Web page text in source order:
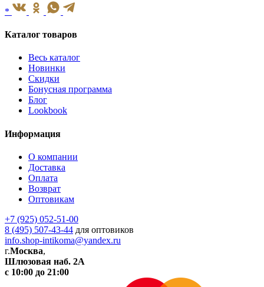
*
Каталог товаров
Весь каталог
Новинки
Скидки
Бонусная программа
Блог
Lookbook
Информация
О компании
Доставка
Оплата
Возврат
Оптовикам
+7 (925) 052-51-00
8 (495) 507-43-44 для оптовиков
info.shop-intikoma@yandex.ru
г.Москва,
Шлюзовая наб. 2А
с 10:00 до 21:00